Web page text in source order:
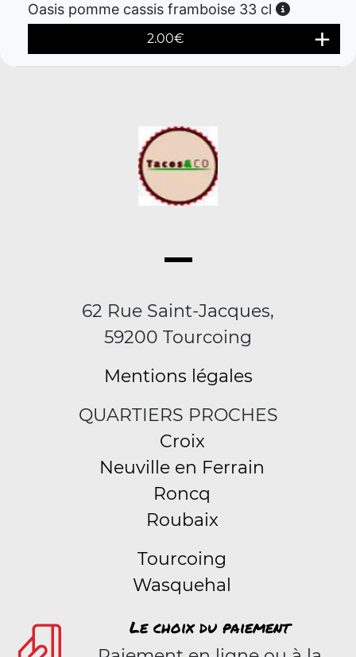
Oasis pomme cassis framboise 33 cl
2.00€
62 Rue Saint-Jacques,
59200 Tourcoing
Mentions légales
QUARTIERS PROCHES
Croix
Neuville en Ferrain
Roncq
Roubaix
Tourcoing
Wasquehal
Le choix du paiement